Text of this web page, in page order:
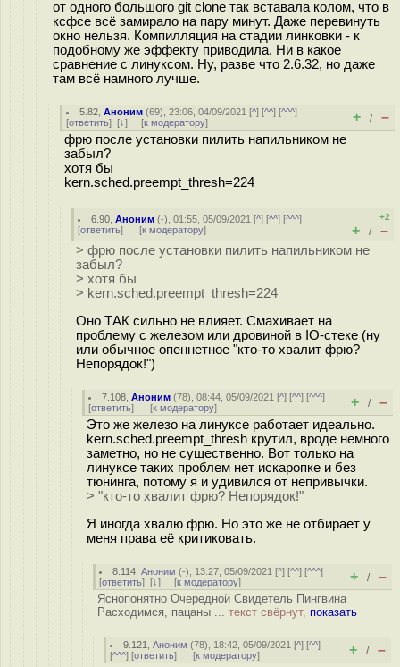
от одного большого git clone так вставала колом, что в
ксфсе всё замирало на пару минут. Даже перевинуть
окно нельзя. Компилляция на стадии линковки - к
подобному же эффекту приводила. Ни в какое
сравнение с линуксом. Ну, разве что 2.6.32, но даже
там всё намного лучше.
5.82 ,Аноним (69), 23:06, 04/09/2021 [^] [^^] [^^^]
[ответить] [↓] [к модератору] + / –
фрю после установки пилить напильником не
забыл?
хотя бы
kern.sched.preempt_thresh=224
6.90 ,Аноним (-), 01:55, 05/09/2021 [^] [^^] [^^^]
[ответить] [к модератору]
+2
+ / –
> фрю после установки пилить напильником не
забыл?
> хотя бы
> kern.sched.preempt_thresh=224
Оно ТАК сильно не влияет. Смахивает на
проблему с железом или дровиной в IO-стеке (ну
или обычное опеннетное "кто-то хвалит фрю?
Непорядок!")
7.108 ,Аноним (78), 08:44, 05/09/2021 [^] [^^] [^^^]
[ответить] [к модератору] + / –
Это же железо на линуксе работает идеально.
kern.sched.preempt_thresh крутил, вроде немного
заметно, но не существенно. Вот только на
линуксе таких проблем нет искаропке и без
тюнинга, потому я и удивился от непривычки.
> "кто-то хвалит фрю? Непорядок!"
Я иногда хвалю фрю. Но это же не отбирает у
меня права её критиковать.
8.114 ,Аноним (-), 13:27, 05/09/2021 [^] [^^] [^^^]
[ответить] [↓] [к модератору] + / –
Яснопонятно Очередной Свидетель Пингвина
Расходимся, пацаны ... текст свёрнут, показать
9.121 ,Аноним (78), 18:42, 05/09/2021 [^] [^^]
[^^^] [ответить] [к модератору] + / –